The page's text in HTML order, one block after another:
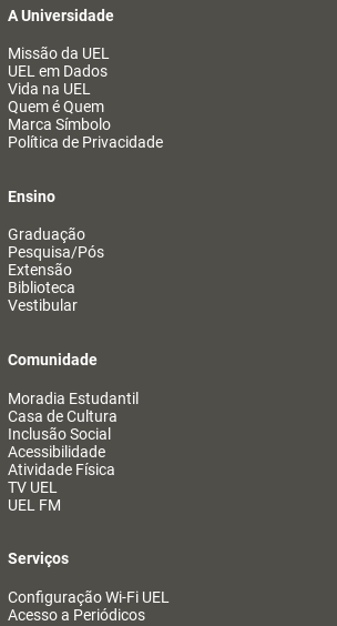
A Universidade
Missão da UEL
UEL em Dados
Vida na UEL
Quem é Quem
Marca Símbolo
Política de Privacidade
Ensino
Graduação
Pesquisa/Pós
Extensão
Biblioteca
Vestibular
Comunidade
Moradia Estudantil
Casa de Cultura
Inclusão Social
Acessibilidade
Atividade Física
TV UEL
UEL FM
Serviços
Configuração Wi-Fi UEL
Acesso a Periódicos